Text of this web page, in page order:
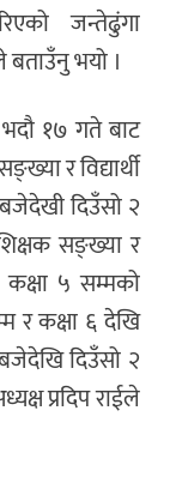
जन्तेढुंगा
भयो ।
१७ गते बाट
र विद्यार्थी
दिउँसो २
सङ्ख्या र
कक्षा ५ सम्मको
र कक्षा ६ देखि
दिउँसो २
प्रदिप राईले